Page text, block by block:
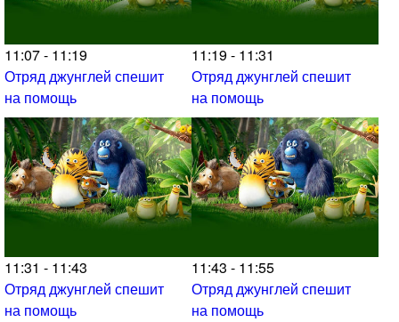
11:07 - 11:19
Отряд джунглей спешит
на помощь
11:19 - 11:31
Отряд джунглей спешит
на помощь
11:31 - 11:43
Отряд джунглей спешит
на помощь
11:43 - 11:55
Отряд джунглей спешит
на помощь